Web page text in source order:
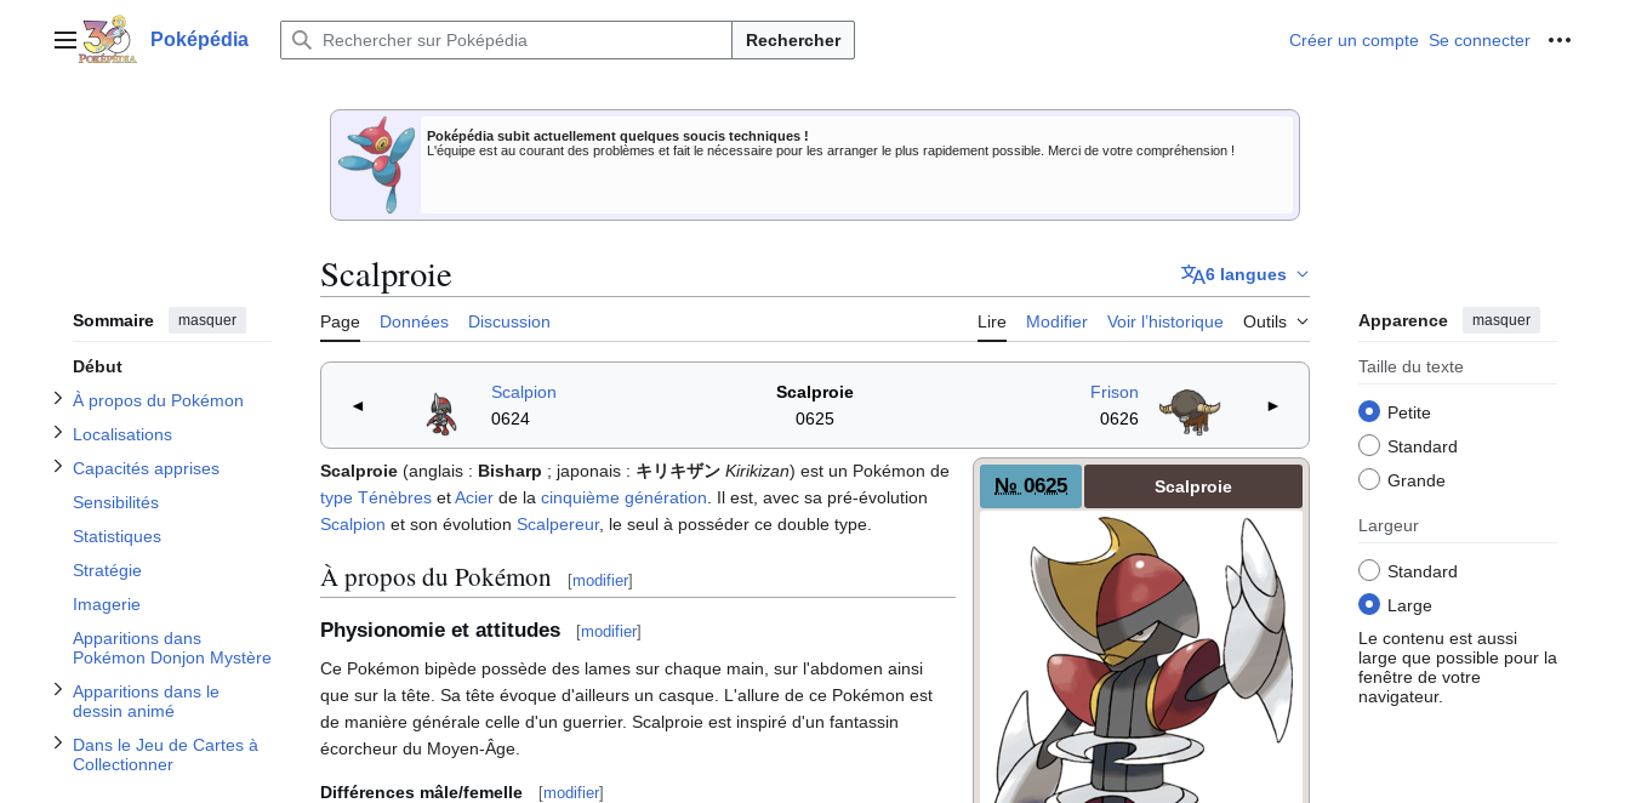
contenuMenu principalPoképédia Rechercher Créer un compte Se connecter Outils
Poképédia subit actuellement quelques soucis techniques !
L'équipe est au courant des problèmes et fait le nécessaire pour les arranger le plus rapidement possible. Merci de votre compréhension !
Sommaire masquer
Début
À propos du Pokémon
Afficher / masquer la sous-section À propos du Pokémon
Localisations
Afficher / masquer la sous-section Localisations
Capacités apprises
Afficher / masquer la sous-section Capacités apprises
Sensibilités
Statistiques
Stratégie
Imagerie
Apparitions dans
Pokémon Donjon Mystère
Apparitions dans le
dessin animé
Afficher / masquer la sous-section Apparitions dans le dessin animé
Dans le Jeu de Cartes à
Collectionner
Afficher / masquer la sous-section Dans le Jeu de Cartes à Collectionner
Scalproie 6 langues
Page Données Discussion Lire Modifier Voir l’historique Outils Apparence masquer
Taille du texte
Petite
Standard
Grande
Largeur
Standard
Large
Le contenu est aussi
large que possible pour la
fenêtre de votre
navigateur.
◄
Scalpion
0624
Scalproie
0625
Frison
0626
►
№ 0625 Scalproie
Scalproie (anglais : Bisharp ; japonais : キリキザン Kirikizan) est un Pokémon de
type Ténèbres etAcier de la cinquième génération . Il est, avec sa pré-évolution
Scalpion et son évolution Scalpereur, le seul à posséder ce double type.
À propos du Pokémon [modifier]
Physionomie et attitudes [modifier]
Ce Pokémon bipède possède des lames sur chaque main, sur l'abdomen ainsi
que sur la tête. Sa tête évoque d'ailleurs un casque. L'allure de ce Pokémon est
de manière générale celle d'un guerrier. Scalproie est inspiré d'un fantassin
écorcheur du Moyen-Âge.
Différences mâle/femelle [modifier]